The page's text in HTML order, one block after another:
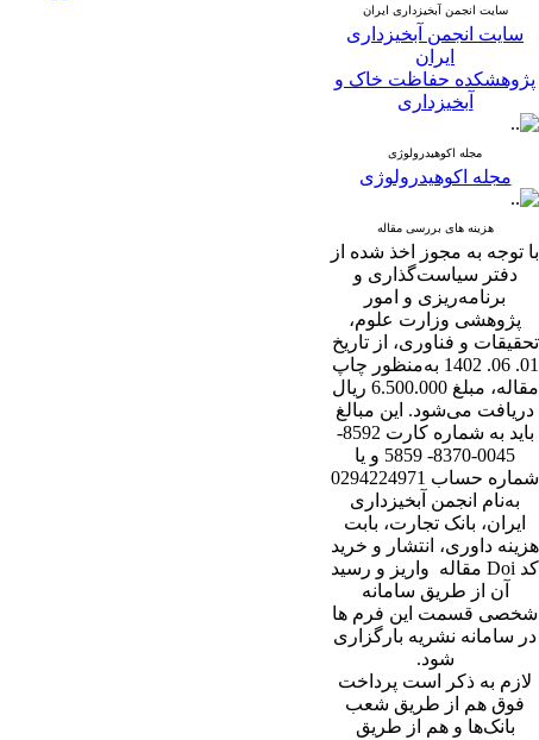
سایت انجمن آبخیزداری ایران
سایت انجمن آبخیزداری
ایران
پژوهشکده حفاظت خاک و
آبخیزداری
مجله اکوهیدرولوژی
مجله اکوهیدرولوژی
هزینه های بررسی مقاله
با توجه به مجوز اخذ شده از
دفتر سیاست‌گذاری و
برنامه‌ریزی و امور
پژوهشی وزارت علوم،
تحقیقات و فناوری، از تاریخ
01. 06. 1402 به‌منظور چاپ
مقاله، مبلغ 6.500.000 ریال
دریافت می‌شود. این مبالغ
باید به شماره کارت 8592-
0045-8370- 5859 و یا
شماره حساب 0294224971
به‌نام انجمن آبخیزداری
ایران، بانک تجارت، بابت
هزینه داوری، انتشار و خرید
کد Doi مقاله واریز و رسید
آن از طریق سامانه
شخصی قسمت این فرم ها
در سامانه نشریه بارگزاری
شود.
لازم به ذکر است پرداخت
فوق هم از طریق شعب
بانک‌‌ها و هم از طریق